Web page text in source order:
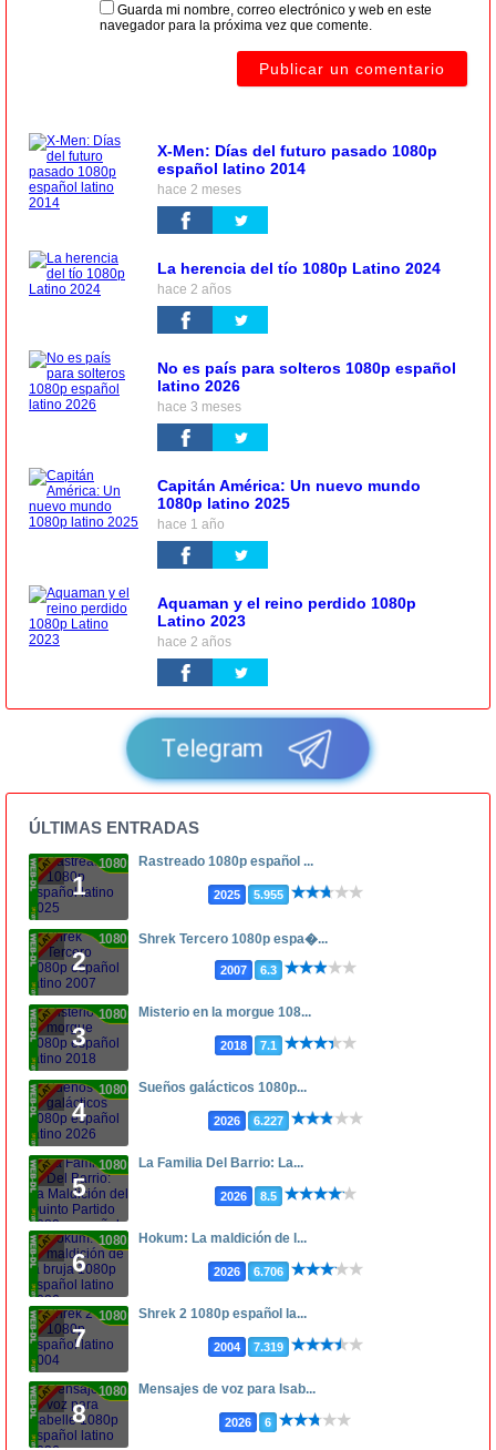
Guarda mi nombre, correo electrónico y web en este
navegador para la próxima vez que comente.
X-Men: Días del futuro pasado 1080p
español latino 2014
hace 2 meses
La herencia del tío 1080p Latino 2024
hace 2 años
No es país para solteros 1080p español
latino 2026
hace 3 meses
Capitán América: Un nuevo mundo
1080p latino 2025
hace 1 año
Aquaman y el reino perdido 1080p
Latino 2023
hace 2 años
Telegram
ÚLTIMAS ENTRADAS
1
1080p Rastreado 1080p español ...
2025 5.955
2
1080p Shrek Tercero 1080p espa�...
2007 6.3
3
1080p Misterio en la morgue 108...
2018 7.1
4
1080p Sueños galácticos 1080p...
2026 6.227
5
1080p La Familia Del Barrio: La...
2026 8.5
6
1080p Hokum: La maldición de l...
2026 6.706
7
1080p Shrek 2 1080p español la...
2004 7.319
8
1080p Mensajes de voz para Isab...
2026 6